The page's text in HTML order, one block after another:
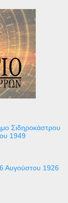
Σιδηροκάστρου
1949
Αυγούστου 1926